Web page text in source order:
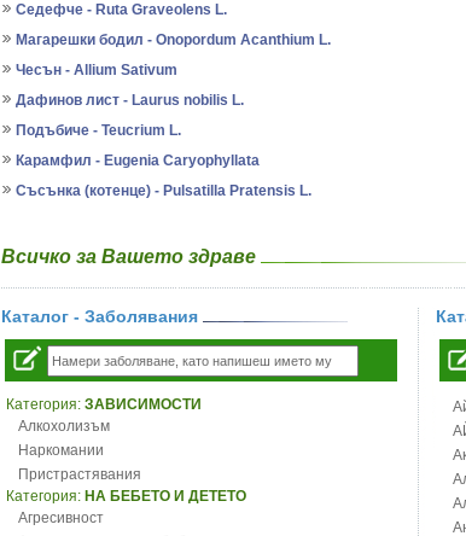
Седефче - Ruta Graveolens L.
Магарешки бодил - Onopordum Acanthium L.
Чесън - Allium Sativum
Дафинов лист - Laurus nobilis L.
Подъбиче - Teucrium L.
Карамфил - Eugenia Caryophyllata
Съсънка (котенце) - Pulsatilla Pratensis L.
Всичко за Вашето здраве
Каталог - Заболявания
Категория: ЗАВИСИМОСТИ
Алкохолизъм
Наркомании
Пристрастявания
Категория: НА БЕБЕТО И ДЕТЕТО
Агресивност